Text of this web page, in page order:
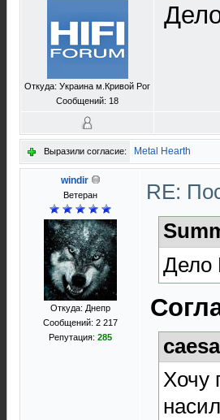
Откуда: Украина м.Кривой Рог
Сообщений: 18
Выразили согласие: Metal Hearth
windir
Ветеран
Откуда: Днепр
Сообщений: 2 217
Репутация: 285
RE:
Дело
Хочу